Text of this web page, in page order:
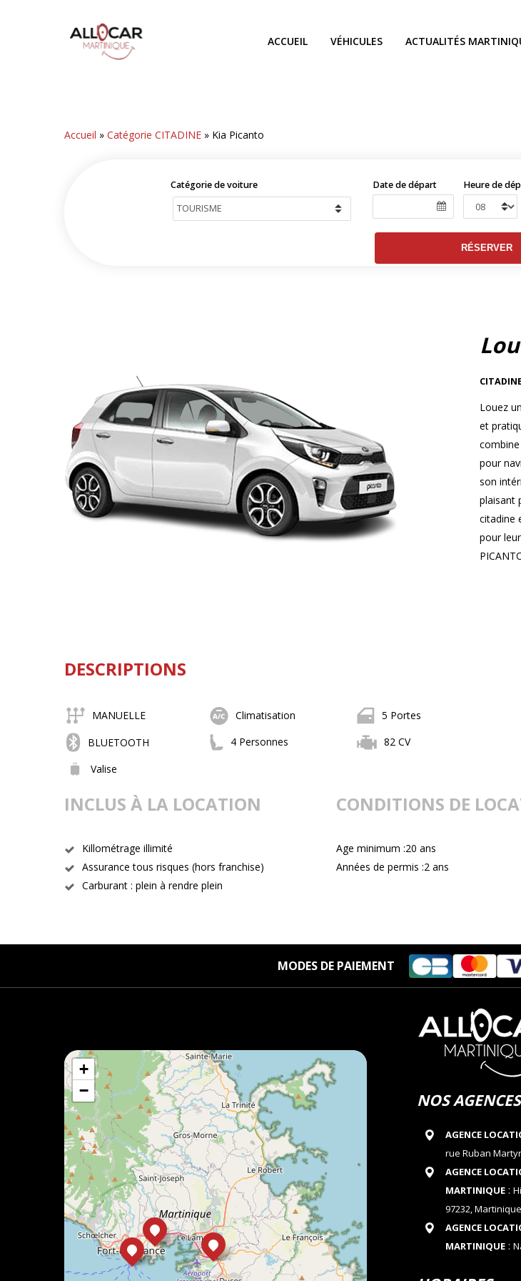
ACCUEIL VÉHICULES ACTUALITÉS
Accueil »Catégorie CITADINE » Kia Picanto
Catégorie de voiture Date de départ Heure de
CITADINE
Louez
et
pour
son
plaisant
citadine
pour
DESCRIPTIONS
MANUELLE Climatisation
5 Portes
BLUETOOTH
4 Personnes
82 CV
Valise
INCLUS À LA LOCATION
Killométrage illimité
Assurance tous risques (hors franchise)
Carburant : plein à rendre plein
CONDITIONS DE
Age minimum :20 ans
Années de permis :2 ans
MODES DE PAIEMENT
+
−
NOS AGENCES
AGENCE
rue Ruban
AGENCE
MARTINIQUE:
97232, Martinique
AGENCE
MARTINIQUE: